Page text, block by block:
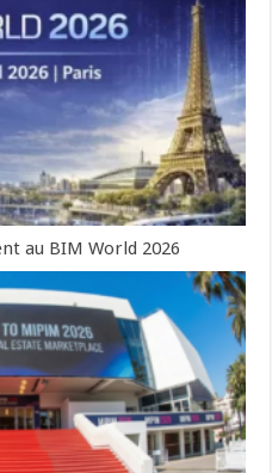
au BIM World 2026